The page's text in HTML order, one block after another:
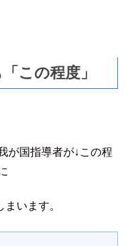
この程度」
が国指導者が↓この程
まいます。